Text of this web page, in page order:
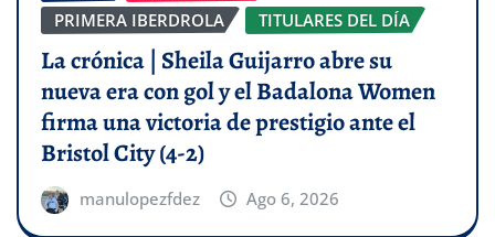
PRIMERA IBERDROLA
TITULARES DEL DÍA
La crónica | Sheila Guijarro abre su
nueva era con gol y el Badalona Women
firma una victoria de prestigio ante el
Bristol City (4-2)
manulopezfdez Ago 6, 2026